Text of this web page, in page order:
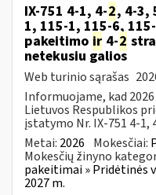
IX-751 4-1, 4-2, 4-3,
1, 115-1, 115-6,
pakeitimo ir 4-2
netekusiu galios
Web turinio sąrašas
Informuojame, kad
Lietuvos Respublikos
įstatymo Nr. IX-751 4-1,
Metai: 2026 Mokesčiai:
Mokesčių žinyno
pakeitimai » Pridėtinės
2027 m.